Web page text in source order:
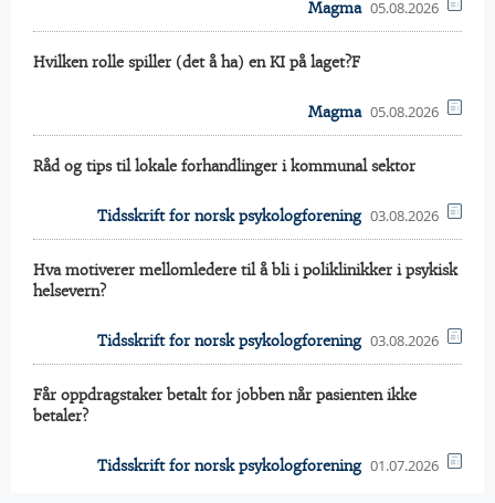
Magma 05.08.2026
Hvilken rolle spiller (det å ha) en KI på laget?F
Magma 05.08.2026
Råd og tips til lokale forhandlinger i kommunal sektor
Tidsskrift for norsk psykologforening 03.08.2026
Hva motiverer mellomledere til å bli i poliklinikker i psykisk
helsevern?
Tidsskrift for norsk psykologforening 03.08.2026
Får oppdragstaker betalt for jobben når pasienten ikke
betaler?
Tidsskrift for norsk psykologforening 01.07.2026